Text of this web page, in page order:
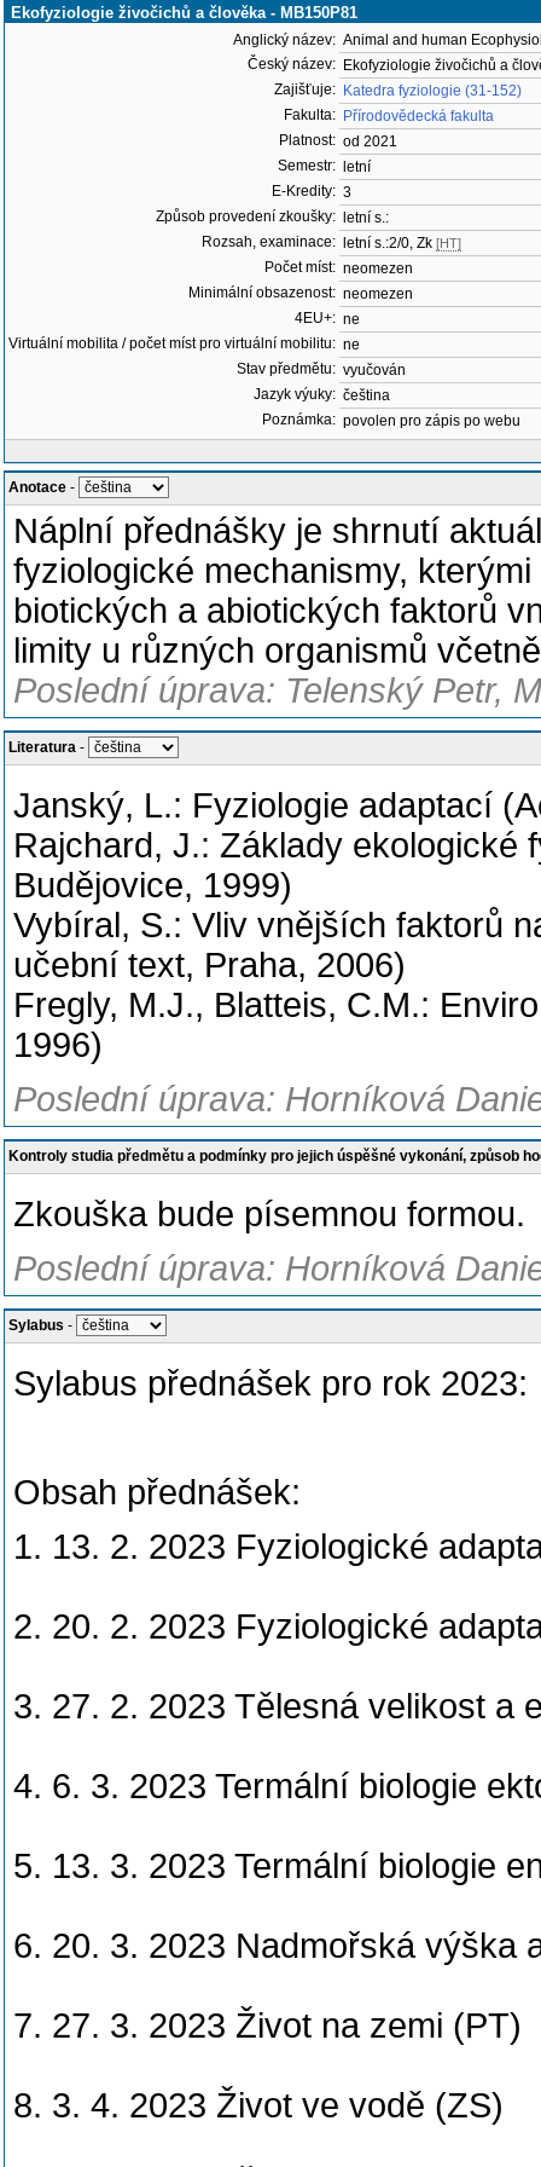
Ekofyziologie živočichů a člověka - MB150P81
Anglický název: Animal and human
Český název: Ekofyziologie živočichů a
Zajišťuje: Katedra fyziologie (31-152)
Fakulta: Přírodovědecká fakulta
Platnost: od 2021
Semestr:
letní
E-Kredity: 3
Způsob provedení zkoušky:
letní s.:
Rozsah, examinace:
letní s.:2/0, Zk [HT]
Počet míst: neomezen
Minimální obsazenost: neomezen
4EU+: ne
Virtuální mobilita / počet míst pro virtuální mobilitu: ne
Stav předmětu: vyučován
Jazyk výuky: čeština
Poznámka: povolen pro zápis po webu
Anotace -
Náplní přednášky je shrnutí
fyziologické mechanismy,
biotických a abiotických faktorů
limity u různých organismů
Poslední úprava: Telenský Petr,
Literatura -
Janský, L.: Fyziologie adaptací
Rajchard, J.: Základy ekologické
Budějovice, 1999)
Vybíral, S.: Vliv vnějších faktorů
učební text, Praha, 2006)
Fregly, M.J., Blatteis, C.M.:
1996)
Poslední úprava: Horníková
Kontroly studia předmětu a podmínky pro jejich úspěšné vykonání, způsob
Zkouška bude písemnou formou.
Poslední úprava: Horníková
Sylabus -
Sylabus přednášek pro rok 2023:
Obsah přednášek:
1. 13. 2. 2023 Fyziologické
2. 20. 2. 2023 Fyziologické
3. 27. 2. 2023 Tělesná velikost a
4. 6. 3. 2023 Termální biologie
5. 13. 3. 2023 Termální biologie
6. 20. 3. 2023 Nadmořská výška
7. 27. 3. 2023 Život na zemi (PT)
8. 3. 4. 2023 Život ve vodě (ZS)